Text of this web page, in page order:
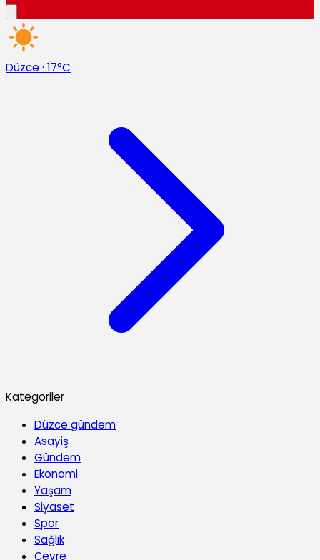
Düzce · 17°C
Kategoriler
Düzce gündem
Asayiş
Gündem
Ekonomi
Yaşam
Siyaset
Spor
Sağlık
Çevre